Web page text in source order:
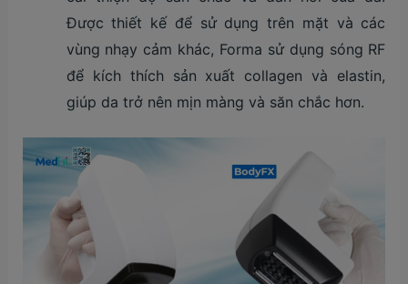
Được thiết kế để sử dụng trên mặt và các
vùng nhạy cảm khác, Forma sử dụng sóng RF
để kích thích sản xuất collagen và elastin,
giúp da trở nên mịn màng và săn chắc hơn.